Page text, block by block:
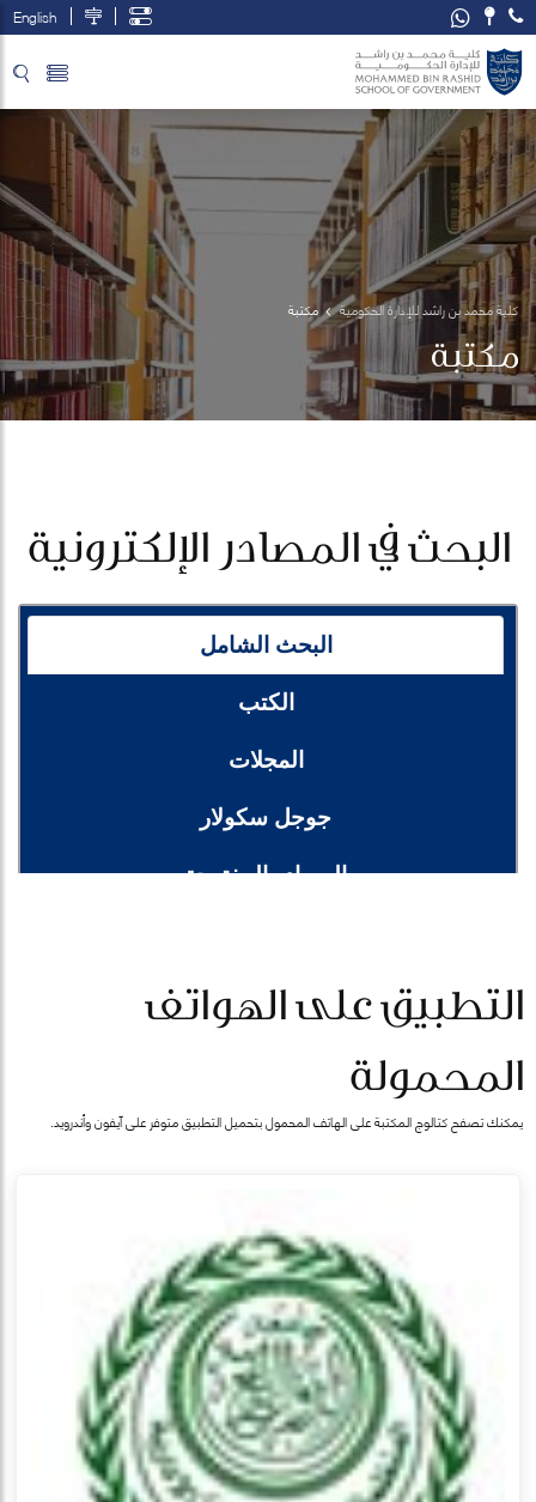
تخطي إلى المحتوى الرئيسي
فتح قائمة الوصول
English
كلية محمد بن راشد للإدارة الحكومية مكتبة
مكتبة
البحث في المصادر الإلكترونية
التطبيق على الهواتف
المحمولة
يمكنك تصفح كتالوج المكتبة على الهاتف المحمول بتحميل التطبيق متوفر على آيفون وأندرويد.